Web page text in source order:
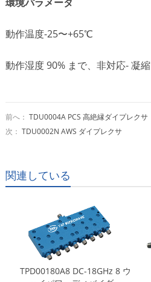
動作温度-25〜+65℃
動作湿度 90% まで、非対応- 凝縮
前へ： TDU0004A PCS 高絶縁ダイプレクサ
次： TDU0002N AWS ダイプレクサ
関連している
TPD00180A8 DC-18GHz 8 ウ